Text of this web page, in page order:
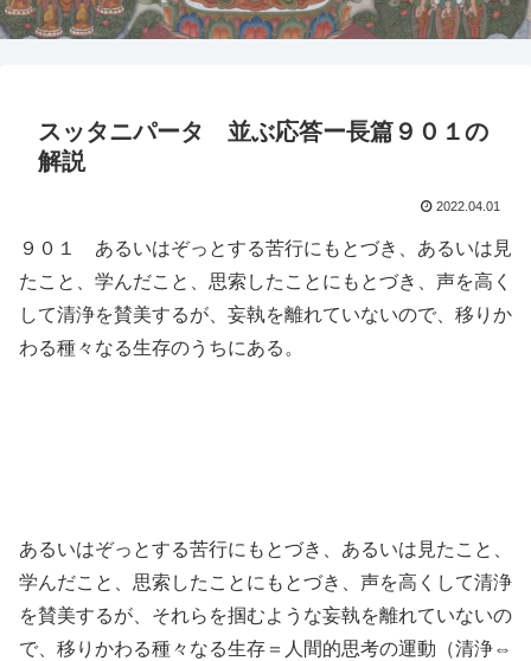
スッタニパータ 並ぶ応答ー長篇９０１の
解説
2022.04.01
９０１ あるいはぞっとする苦行にもとづき、あるいは見
たこと、学んだこと、思索したことにもとづき、声を高く
して清浄を賛美するが、妄執を離れていないので、移りか
わる種々なる生存のうちにある。
あるいはぞっとする苦行にもとづき、あるいは見たこと、
学んだこと、思索したことにもとづき、声を高くして清浄
を賛美するが、それらを掴むような妄執を離れていないの
で、移りかわる種々なる生存＝人間的思考の運動（清浄⇔